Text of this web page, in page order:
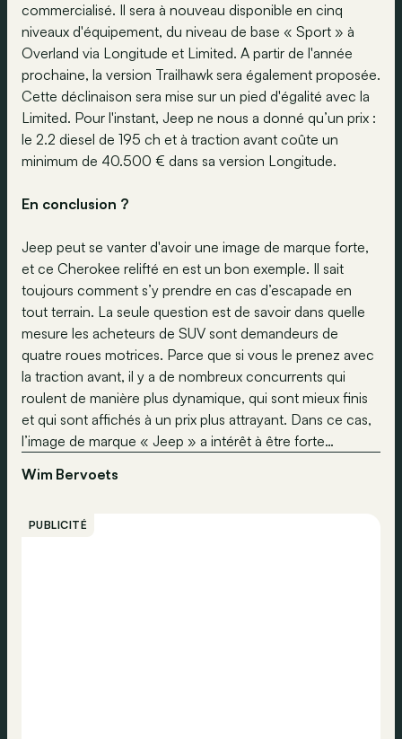
commercialisé. Il sera à nouveau disponible en cinq
niveaux d'équipement, du niveau de base « Sport » à
Overland via Longitude et Limited. A partir de l'année
prochaine, la version Trailhawk sera également proposée.
Cette déclinaison sera mise sur un pied d'égalité avec la
Limited. Pour l'instant, Jeep ne nous a donné qu’un prix :
le 2.2 diesel de 195 ch et à traction avant coûte un
minimum de 40.500 € dans sa version Longitude.
En conclusion ?
Jeep peut se vanter d'avoir une image de marque forte,
et ce Cherokee relifté en est un bon exemple. Il sait
toujours comment s’y prendre en cas d’escapade en
tout terrain. La seule question est de savoir dans quelle
mesure les acheteurs de SUV sont demandeurs de
quatre roues motrices. Parce que si vous le prenez avec
la traction avant, il y a de nombreux concurrents qui
roulent de manière plus dynamique, qui sont mieux finis
et qui sont affichés à un prix plus attrayant. Dans ce cas,
l’image de marque « Jeep » a intérêt à être forte…
Wim Bervoets
PUBLICITÉ